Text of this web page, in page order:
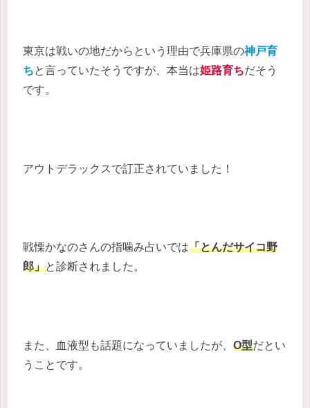
東京は戦いの地だからという理由で兵庫県の神戸育
ちと言っていたそうですが、本当は姫路育ちだそう
です。
アウトデラックスで訂正されていました！
戦慄かなのさんの指噛み占いでは「とんだサイコ野
郎」と診断されました。
また、血液型も話題になっていましたが、 O型だとい
うことです。